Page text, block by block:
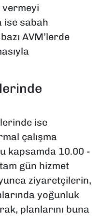
ise sabah
AVM’lerde
ise
çalışma
kapsamda 10.00 -
gün hizmet
ziyaretçilerin,
yoğunluk
planlarını buna